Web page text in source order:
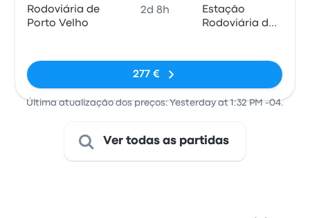
Rodoviária de
Porto Velho
2d 8h
Estação
Rodoviária de
277 €
Última atualização dos preços: Yesterday at 1:32 PM -04.
Ver todas as partidas